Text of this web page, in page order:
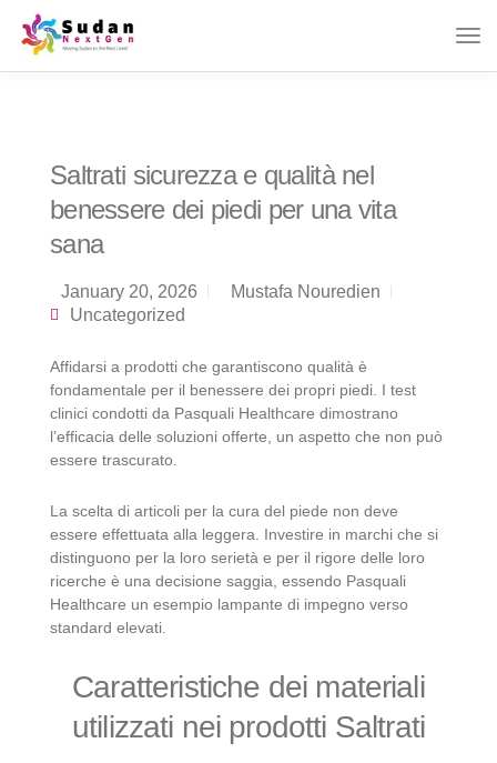
Saltrati sicurezza e qualità nel
benessere dei piedi per una vita
sana
January 20, 2026
Mustafa Nouredien
Uncategorized
Affidarsi a prodotti che garantiscono qualità è
fondamentale per il benessere dei propri piedi. I test
clinici condotti da Pasquali Healthcare dimostrano
l’efficacia delle soluzioni offerte, un aspetto che non può
essere trascurato.
La scelta di articoli per la cura del piede non deve
essere effettuata alla leggera. Investire in marchi che si
distinguono per la loro serietà e per il rigore delle loro
ricerche è una decisione saggia, essendo Pasquali
Healthcare un esempio lampante di impegno verso
standard elevati.
Caratteristiche dei materiali
utilizzati nei prodotti Saltrati